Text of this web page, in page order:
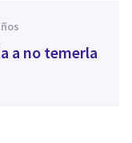
a no temerla